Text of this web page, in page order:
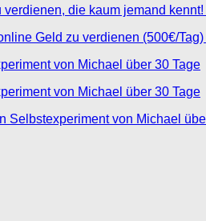
die kaum jemand
Geld zu verdienen (500€/Tag)
von Michael über 30 Tage
von Michael über 30 Tage
Selbstexperiment von Michael